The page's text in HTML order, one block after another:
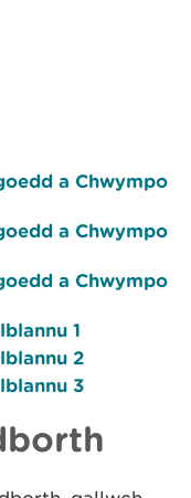
a Chwympo
a Chwympo
a Chwympo
1
2
3